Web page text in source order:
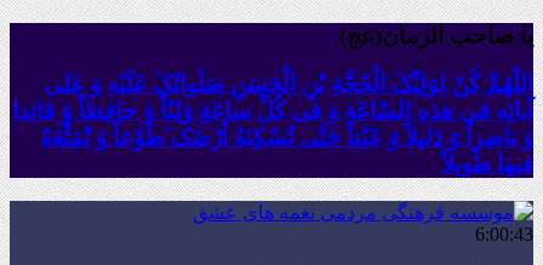
یا صاحب الزمان(عج)
اللّهُمَّ کُنْ لِوَلِیِّکَ الْحُجَّةِ بْنِ الْحَسَنِ صَلَواتُکَ عَلَیْهِ وَ عَلى
آبائِهِ فی هذِهِ السّاعَةِ وَ فی کُلِّ ساعَةٍ وَلِیّاً وَ حافِظاً وَ قائِدا
‏وَ ناصِراً وَ دَلیلاً وَ عَیْناً حَتّى تُسْکِنَهُ أَرْضَک َطَوْعاً وَ تُمَتِّعَهُ
فیها طَویلاً
6:00:44